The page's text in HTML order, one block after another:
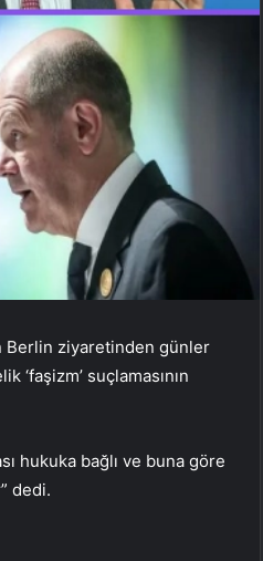
Berlin ziyaretinden günler
‘faşizm’ suçlamasının
hukuka bağlı ve buna göre
dedi.